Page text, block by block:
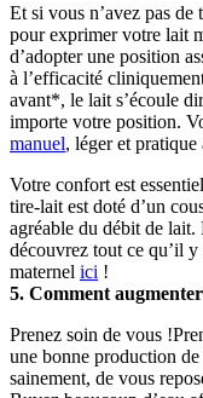
Et si vous n’avez pas
pour exprimer votre lait
d’adopter une position
à l’efficacité
avant*, le lait s’écoule
importe votre position.
manuel, léger et pratique
Votre confort est
tire-lait est doté d’un
agréable du débit de
découvrez tout ce qu’il
maternel ici !
5. Comment
Prenez soin de vous
une bonne production
sainement, de vous